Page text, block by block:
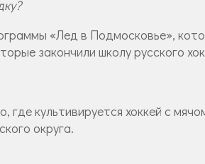
«Лед в Подмосковье»,
закончили школу русского
где культивируется хоккей с
округа.